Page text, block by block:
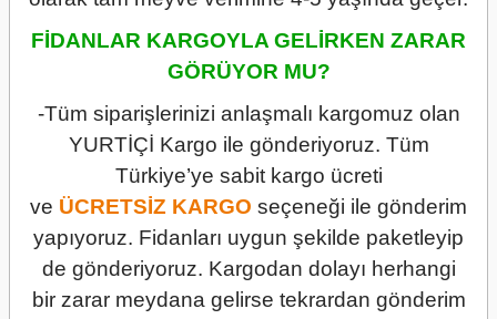
FİDANLAR KARGOYLA GELİRKEN ZARAR
GÖRÜYOR MU?
-Tüm siparişlerinizi anlaşmalı kargomuz olan
YURTİÇİ Kargo ile gönderiyoruz. Tüm
Türkiye’ye sabit kargo ücreti
ve ÜCRETSİZ KARGO seçeneği ile gönderim
yapıyoruz. Fidanları uygun şekilde paketleyip
de gönderiyoruz. Kargodan dolayı herhangi
bir zarar meydana gelirse tekrardan gönderim